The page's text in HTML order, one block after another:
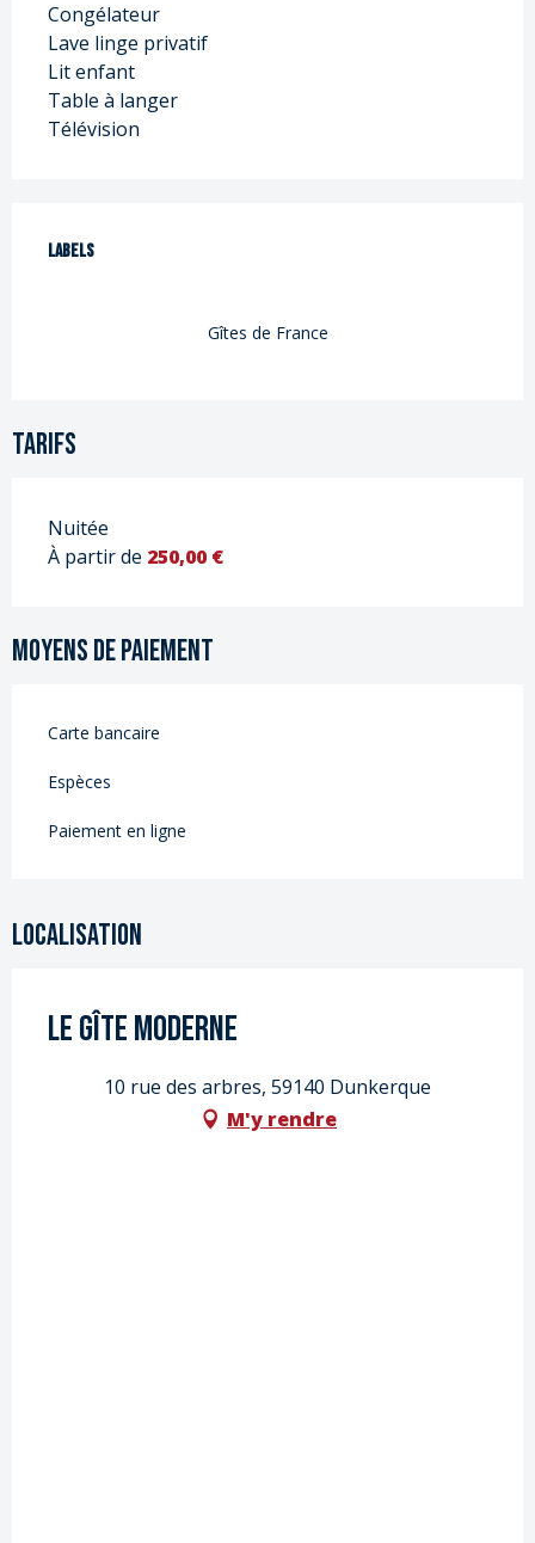
Congélateur
Lave linge privatif
Lit enfant
Table à langer
Télévision
Offres de prestations
Labels
Labels
Gîtes de France
Tarifs
Nuitée
À partir de 250,00 €
Moyens de paiement
Carte bancaire
Espèces
Paiement en ligne
Localisation
Le Gîte Moderne
10 rue des arbres, 59140 Dunkerque
M'y rendre